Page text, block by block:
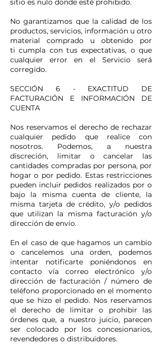
sitio es nulo donde esté prohibido.
No garantizamos que la calidad de los
productos, servicios, información u otro
material comprado u obtenido por
ti cumpla con tus expectativas, o que
cualquier error en el Servicio será
corregido.
SECCIÓN 6 - EXACTITUD DE
FACTURACIÓN E INFORMACIÓN DE
CUENTA
Nos reservamos el derecho de rechazar
cualquier pedido que realice con
nosotros. Podemos, a nuestra
discreción, limitar o cancelar las
cantidades compradas por persona, por
hogar o por pedido. Estas restricciones
pueden incluir pedidos realizados por o
bajo la misma cuenta de cliente, la
misma tarjeta de crédito, y/o pedidos
que utilizan la misma facturación y/o
dirección de envío.
En el caso de que hagamos un cambio
o cancelemos una orden, podemos
intentar notificarte poniéndonos en
contacto vía correo electrónico y/o
dirección de facturación / número de
teléfono proporcionado en el momento
que se hizo el pedido. Nos reservamos
el derecho de limitar o prohibir las
órdenes que, a nuestro juicio, parecen
ser colocado por los concesionarios,
revendedores o distribuidores.